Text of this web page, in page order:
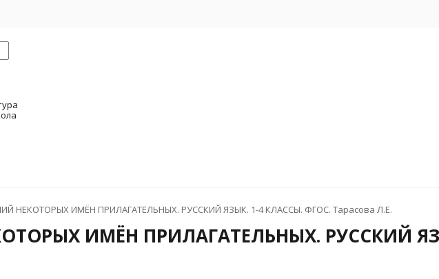
НЕКОТОРЫХ ИМЁН ПРИЛАГАТЕЛЬНЫХ. РУССКИЙ ЯЗЫК. 1-4 КЛАССЫ. ФГОС. Тарасова Л.Е.
ИМЁН ПРИЛАГАТЕЛЬНЫХ. РУССКИЙ